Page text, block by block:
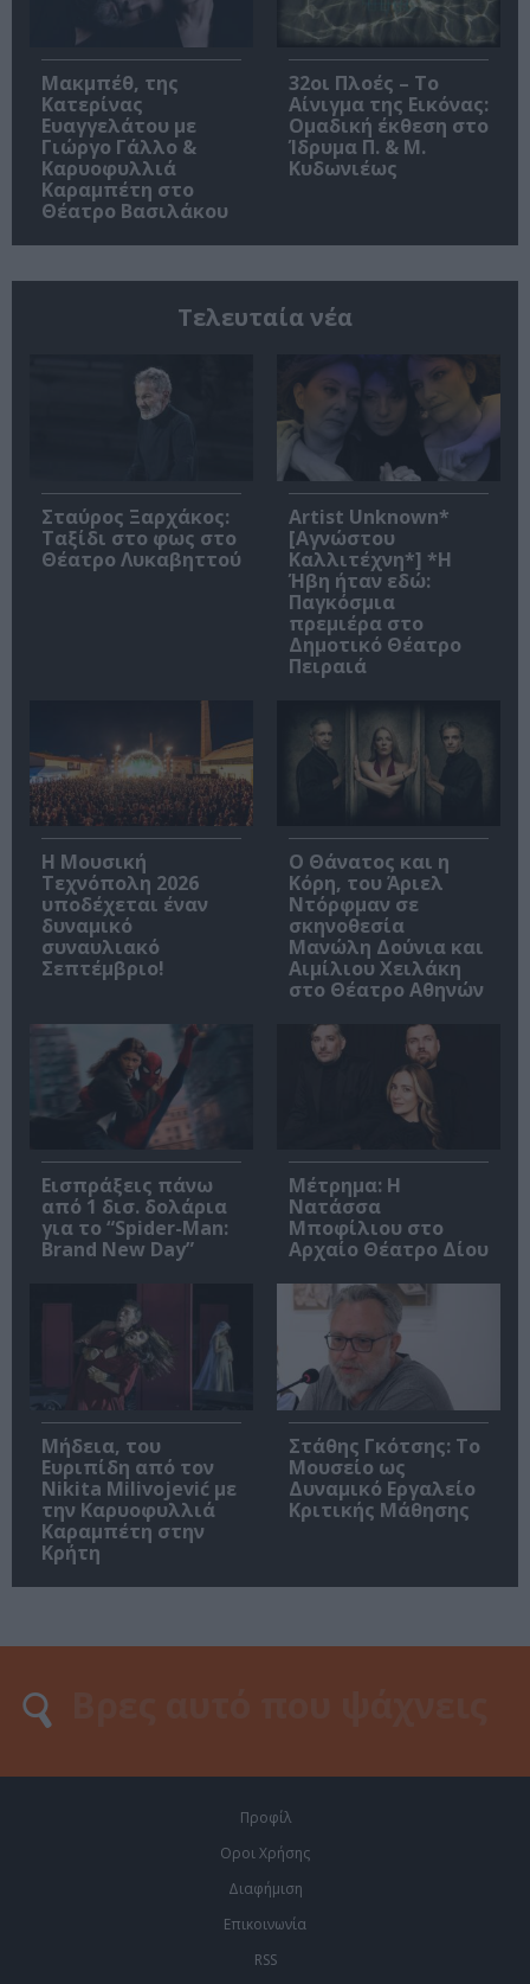
Μακμπέθ, της
Κατερίνας
Ευαγγελάτου με
Γιώργο Γάλλο &
Καρυοφυλλιά
Καραμπέτη στο
Θέατρο Βασιλάκου
32οι Πλοές – Το
Αίνιγμα της Εικόνας:
Ομαδική έκθεση στο
Ίδρυμα Π. & Μ.
Κυδωνιέως
Τελευταία νέα
Σταύρος Ξαρχάκος:
Ταξίδι στο φως στο
Θέατρο Λυκαβηττού
Artist Unknown*
[Αγνώστου
Καλλιτέχνη*] *Η
Ήβη ήταν εδώ:
Παγκόσμια
πρεμιέρα στο
Δημοτικό Θέατρο
Πειραιά
Η Μουσική
Τεχνόπολη 2026
υποδέχεται έναν
δυναμικό
συναυλιακό
Σεπτέμβριο!
Ο Θάνατος και η
Κόρη, του Άριελ
Ντόρφμαν σε
σκηνοθεσία
Μανώλη Δούνια και
Αιμίλιου Χειλάκη
στο Θέατρο Αθηνών
Εισπράξεις πάνω
από 1 δισ. δολάρια
για το “Spider-Man:
Brand New Day”
Μέτρημα: Η
Νατάσσα
Μποφίλιου στο
Αρχαίο Θέατρο Δίου
Μήδεια, του
Ευριπίδη από τον
Nikita Milivojević με
την Καρυοφυλλιά
Καραμπέτη στην
Κρήτη
Στάθης Γκότσης: Το
Μουσείο ως
Δυναμικό Εργαλείο
Κριτικής Μάθησης
Προφίλ
Οροι Χρήσης
Διαφήμιση
Επικοινωνία
RSS